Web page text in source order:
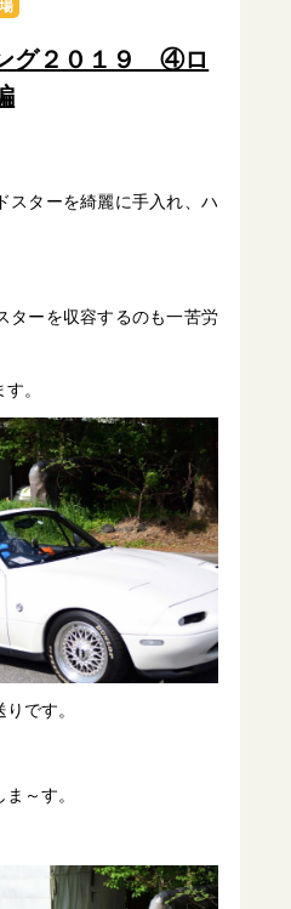
グ２０１９ ④ロ
スターを綺麗に手入れ、ハ
ターを収容するのも一苦労
。
です。
～す。